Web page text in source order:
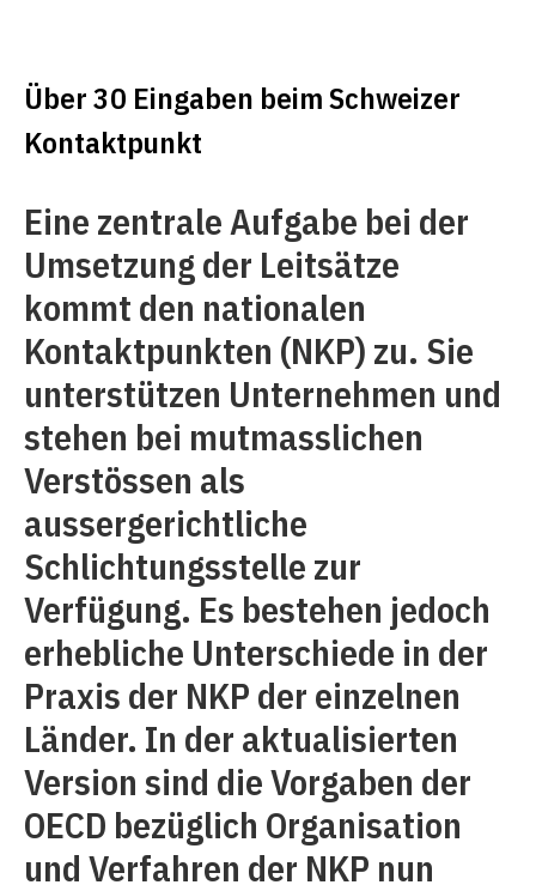
Über 30 Eingaben beim Schweizer
Kontaktpunkt
Eine zentrale Aufgabe bei der
Umsetzung der Leitsätze
kommt den nationalen
Kontaktpunkten (NKP) zu. Sie
unterstützen Unternehmen und
stehen bei mutmasslichen
Verstössen als
aussergerichtliche
Schlichtungsstelle zur
Verfügung. Es bestehen jedoch
erhebliche Unterschiede in der
Praxis der NKP der einzelnen
Länder. In der aktualisierten
Version sind die Vorgaben der
OECD bezüglich Organisation
und Verfahren der NKP nun